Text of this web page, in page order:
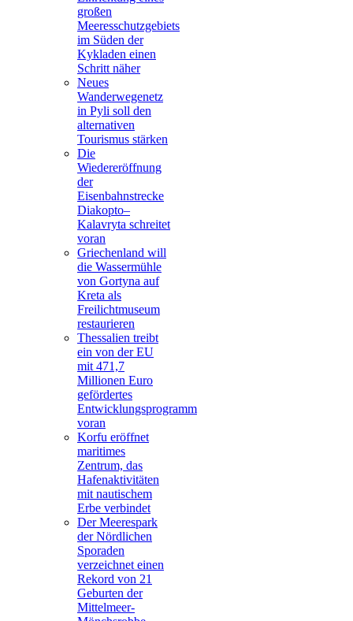
großen
Meeresschutzgebiets
im Süden der
Kykladen einen
Schritt näher
Neues
Wanderwegenetz
in Pyli soll den
alternativen
Tourismus stärken
Die
Wiedereröffnung
der
Eisenbahnstrecke
Diakopto–
Kalavryta schreitet
voran
Griechenland will
die Wassermühle
von Gortyna auf
Kreta als
Freilichtmuseum
restaurieren
Thessalien treibt
ein von der EU
mit 471,7
Millionen Euro
gefördertes
Entwicklungsprogramm
voran
Korfu eröffnet
maritimes
Zentrum, das
Hafenaktivitäten
mit nautischem
Erbe verbindet
Der Meerespark
der Nördlichen
Sporaden
verzeichnet einen
Rekord von 21
Geburten der
Mittelmeer-